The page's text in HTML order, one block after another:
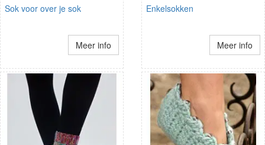
Sok voor over je sok
Meer info
Enkelsokken
Meer info